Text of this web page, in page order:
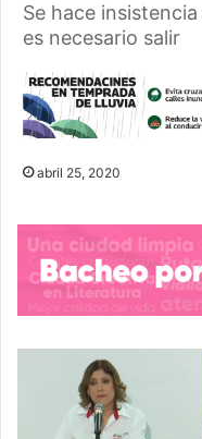
Se hace
es necesario salir
abril 25, 2020